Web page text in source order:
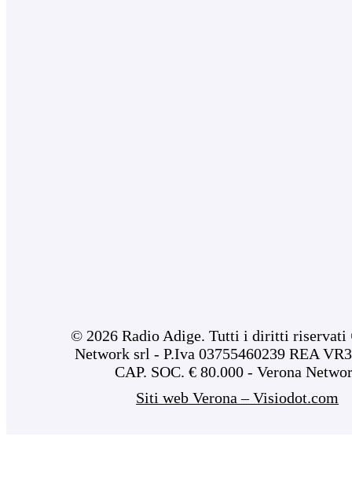
© 2026 Radio Adige. Tutti i diritti riservati
Network srl - P.Iva 03755460239 REA
CAP. SOC. € 80.000 - Verona
Siti web Verona – Visiodot.com